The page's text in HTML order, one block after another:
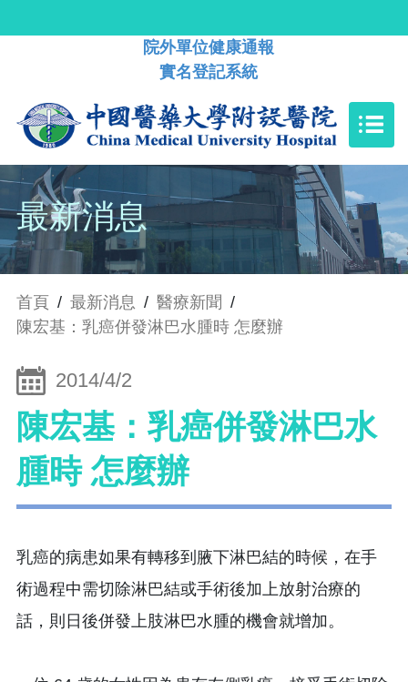
院外單位健康通報
實名登記系統
最新消息
首頁 / 最新消息 / 醫療新聞 /
陳宏基：乳癌併發淋巴水腫時 怎麼辦
2014/4/2
陳宏基：乳癌併發淋巴水
腫時 怎麼辦
乳癌的病患如果有轉移到腋下淋巴結的時候，在手
術過程中需切除淋巴結或手術後加上放射治療的
話，則日後併發上肢淋巴水腫的機會就增加。